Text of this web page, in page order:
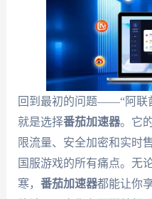
回到最初的问题——“阿联
就是选择番茄加速器。它
限流量、安全加密和实时
国服游戏的所有痛点。无
寒， 番茄加速器都能让你